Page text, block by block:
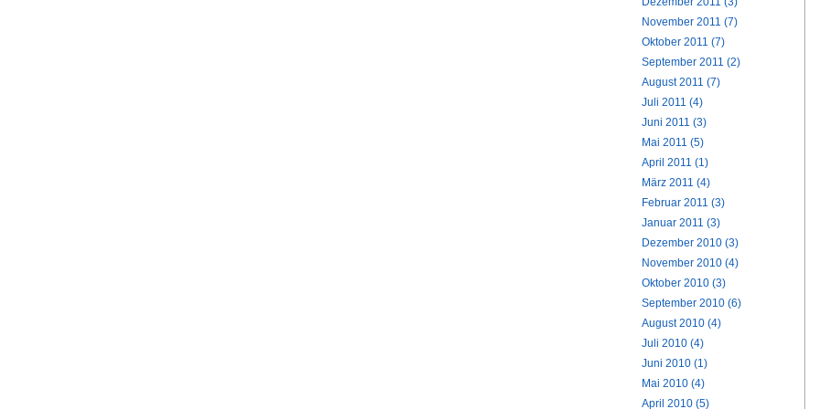
November 2011 (7)
Oktober 2011 (7)
September 2011 (2)
August 2011 (7)
Juli 2011 (4)
Juni 2011 (3)
Mai 2011 (5)
April 2011 (1)
März 2011 (4)
Februar 2011 (3)
Januar 2011 (3)
Dezember 2010 (3)
November 2010 (4)
Oktober 2010 (3)
September 2010 (6)
August 2010 (4)
Juli 2010 (4)
Juni 2010 (1)
Mai 2010 (4)
April 2010 (5)